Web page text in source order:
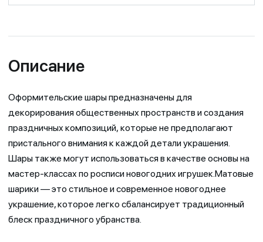
Описание
Оформительские шары предназначены для
декорирования общественных пространств и создания
праздничных композиций, которые не предполагают
пристального внимания к каждой детали украшения.
Шары также могут использоваться в качестве основы на
мастер-классах по росписи новогодних игрушек.Матовые
шарики — это стильное и современное новогоднее
украшение, которое легко сбалансирует традиционный
блеск праздничного убранства.